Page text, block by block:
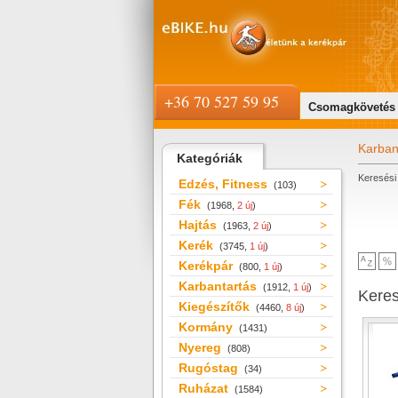
Kategóriák
Edzés, Fitness (103)
Fék (1968, 2 új)
Hajtás (1963, 2 új)
Kerék (3745, 1 új)
Kerékpár (800, 1 új)
Karbantartás (1912, 1 új)
Kiegészítők (4460, 8 új)
Kormány (1431)
Nyereg (808)
Rugóstag (34)
Ruházat (1584)
+36 70 527 59 95 Csomagkövetés